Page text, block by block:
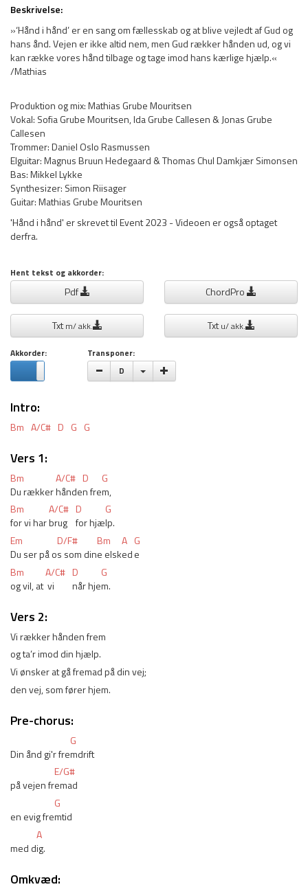
Beskrivelse:
»‘Hånd i hånd’ er en sang om fællesskab og at blive vejledt af Gud og
hans ånd. Vejen er ikke altid nem, men Gud rækker hånden ud, og vi
kan række vores hånd tilbage og tage imod hans kærlige hjælp.«
/Mathias
Produktion og mix: Mathias Grube Mouritsen
Vokal: Sofia Grube Mouritsen, Ida Grube Callesen & Jonas Grube
Callesen
Trommer: Daniel Oslo Rasmussen
Elguitar: Magnus Bruun Hedegaard & Thomas Chul Damkjær Simonsen
Bas: Mikkel Lykke
Synthesizer: Simon Riisager
Guitar: Mathias Grube Mouritsen
'Hånd i hånd' er skrevet til Event 2023 - Videoen er også optaget
derfra.
Hent tekst og akkorder:
Pdf ChordPro
Txtm/ akk. Txtu/ akk.
Akkorder: Transponer:
D Vælge toneart
Intro:
Bm A/C# D G G
Vers 1:
Bm A/C# D
G
Du rækker hånden frem,
Bm
A/C# D
G
for vi har brug for hjælp.
Em
D/F# Bm A G
Du ser på os som dine elskede
Bm
A/C# D
G
og vil, at vi når hjem.
Vers 2:
Vi rækker hånden frem
og ta’r imod din hjælp.
Vi ønsker at gå fremad på din vej;
den vej, som fører hjem.
Pre-chorus:
G
Din ånd gi'r fremdrift
E/G#
på vejen fremad
G
en evig fremtid
A
med dig.
Omkvæd: